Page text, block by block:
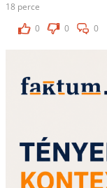
18 perce
0
0 0